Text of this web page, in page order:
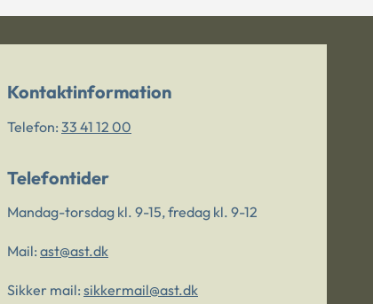
Kontaktinformation
Telefon: 33 41 12 00
Telefontider
Mandag-torsdag kl. 9-15, fredag kl. 9-12
Mail: ast@ast.dk
Sikker mail: sikkermail@ast.dk